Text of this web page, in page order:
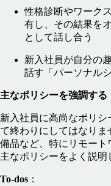
性格診断やワーク
有し、その結果を
として話し合う
新入社員が自分の
話す「パーソナル
主なポリシーを強調する
新入社員に高尚なポリシ
て終わりにしてはなりま
備品など、特にリモート
主なポリシーをよく説明
To-dos ：